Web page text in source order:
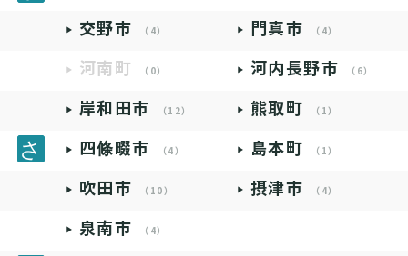
交野市 （4） 門真市 （4）
河南町 （0） 河内長野市 （6）
岸和田市 （12） 熊取町 （1）
四條畷市 （4） 島本町 （1）
吹田市 （10） 摂津市 （4）
泉南市 （4）